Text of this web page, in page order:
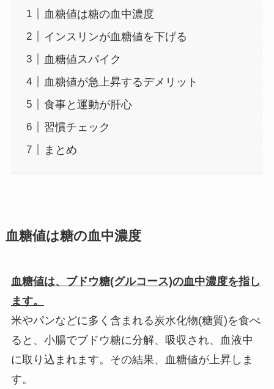
血糖値は糖の血中濃度
インスリンが血糖値を下げる
血糖値スパイク
血糖値が急上昇するデメリット
食事と運動が肝心
習慣チェック
まとめ
血糖値は糖の血中濃度
血糖値は、ブドウ糖(グルコース)の血中濃度を指し
ます。
米やパンなどに多く含まれる炭水化物(糖質)を食べ
ると、小腸でブドウ糖に分解、吸収され、血液中
に取り込まれます。その結果、血糖値が上昇しま
す。